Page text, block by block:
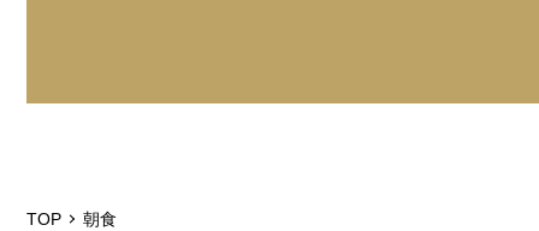
TOP 朝食